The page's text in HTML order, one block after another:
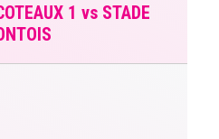
1 vs STADE